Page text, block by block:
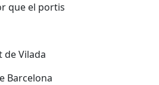
que el portis
de Vilada
Barcelona